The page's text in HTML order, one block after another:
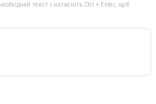
текст і натисніть Ctrl + Enter, щоб